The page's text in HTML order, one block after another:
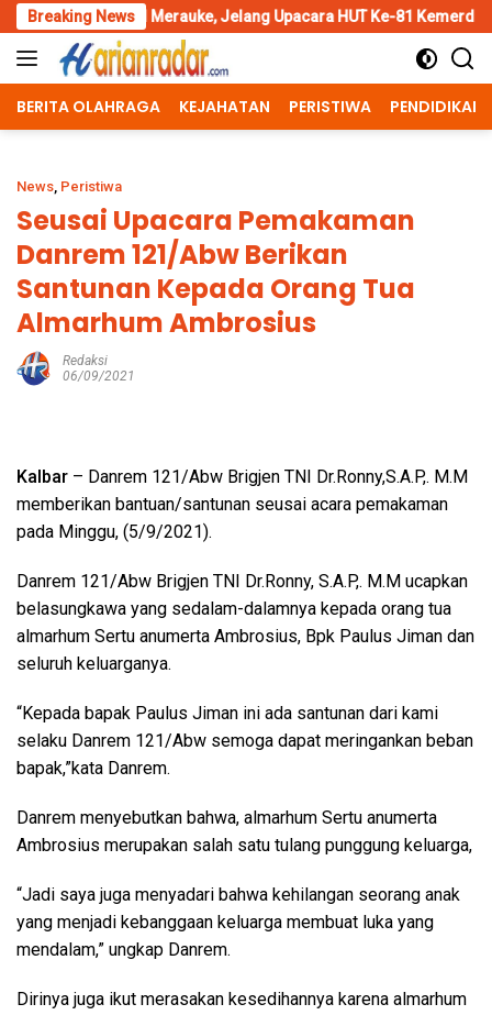
Skip
to
content
Breaking News
Jelang Upacara HUT Ke-81 Kemerdekaan RI
BERITA OLAHRAGA KEJAHATAN PERISTIWA PENDIDIKAN
News, Peristiwa
Seusai Upacara Pemakaman
Danrem 121/Abw Berikan
Santunan Kepada Orang Tua
Almarhum Ambrosius
Redaksi
06/09/2021
Kalbar – Danrem 121/Abw Brigjen TNI Dr.Ronny,S.A.P,. M.M
memberikan bantuan/santunan seusai acara pemakaman
pada Minggu, (5/9/2021).
Danrem 121/Abw Brigjen TNI Dr.Ronny, S.A.P,. M.M ucapkan
belasungkawa yang sedalam-dalamnya kepada orang tua
almarhum Sertu anumerta Ambrosius, Bpk Paulus Jiman dan
seluruh keluarganya.
“Kepada bapak Paulus Jiman ini ada santunan dari kami
selaku Danrem 121/Abw semoga dapat meringankan beban
bapak,”kata Danrem.
Danrem menyebutkan bahwa, almarhum Sertu anumerta
Ambrosius merupakan salah satu tulang punggung keluarga,
“Jadi saya juga menyadari bahwa kehilangan seorang anak
yang menjadi kebanggaan keluarga membuat luka yang
mendalam,” ungkap Danrem.
Dirinya juga ikut merasakan kesedihannya karena almarhum